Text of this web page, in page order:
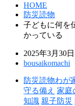
HOME
防災読物
子どもに何を
かっている
2025年3月30日
bousaikomachi
防災読物わが
守る備え 家庭
知識 親子防災